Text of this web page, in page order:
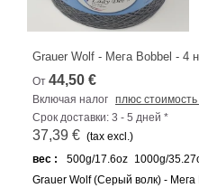
Grauer Wolf - Мега Bobbel - 4
От 44,50 €
Включая налог плюс стоимость
Срок доставки: 3 - 5 дней *
37,39 € (tax excl.)
вес :
500g/17.6oz 1000g/
Grauer Wolf (Серый волк) -